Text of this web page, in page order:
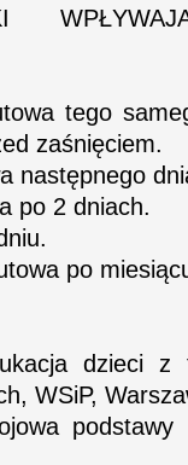
tego
zaśnięciem.
następnego
po 2 dniach.
po
dzieci z
WSiP,